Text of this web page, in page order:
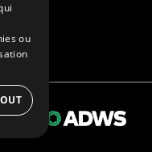
par
ou